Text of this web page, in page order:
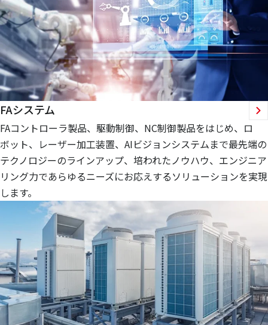
FAシステム
FAコントローラ製品、駆動制御、NC制御製品をはじめ、ロ
ボット、レーザー加工装置、AIビジョンシステムまで最先端の
テクノロジーのラインアップ、培われたノウハウ、エンジニア
リング力であらゆるニーズにお応えするソリューションを実現
します。